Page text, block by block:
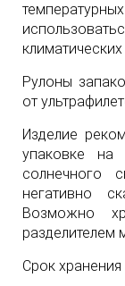
Рулоны
от
Изделие
упаковке на
солнечного
негативно
Возможно
Срок